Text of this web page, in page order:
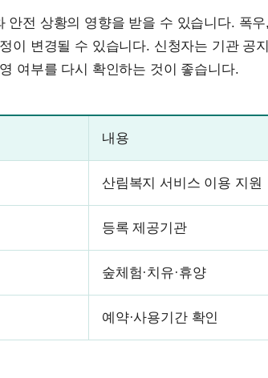
안전 상황의 영향을 받을 수 있습니다. 폭
이 변경될 수 있습니다. 신청자는 기관 공
여부를 다시 확인하는 것이 좋습니다.
내용
산림복지 서비스 이용 지원
등록 제공기관
숲체험·치유·휴양
예약·사용기간 확인